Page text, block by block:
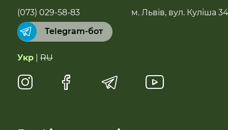
Бестселери
Суперфуди та добавки
Напої
Натуральні солодощі
(073) 029-58-83
Telegram-бот
м. Львів, вул. Куліша 34
Укр RU